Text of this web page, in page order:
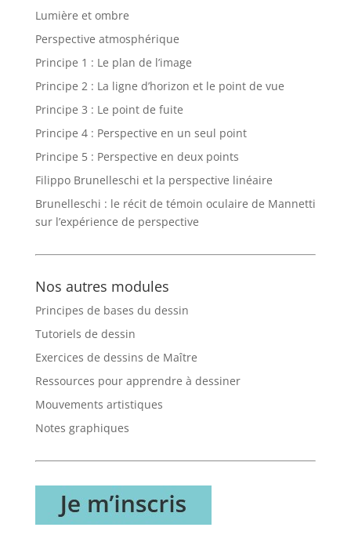
Lumière et ombre
Perspective atmosphérique
Principe 1 : Le plan de l’image
Principe 2 : La ligne d’horizon et le point de vue
Principe 3 : Le point de fuite
Principe 4 : Perspective en un seul point
Principe 5 : Perspective en deux points
Filippo Brunelleschi et la perspective linéaire
Brunelleschi : le récit de témoin oculaire de Mannetti
sur l’expérience de perspective
Nos autres modules
Principes de bases du dessin
Tutoriels de dessin
Exercices de dessins de Maître
Ressources pour apprendre à dessiner
Mouvements artistiques
Notes graphiques